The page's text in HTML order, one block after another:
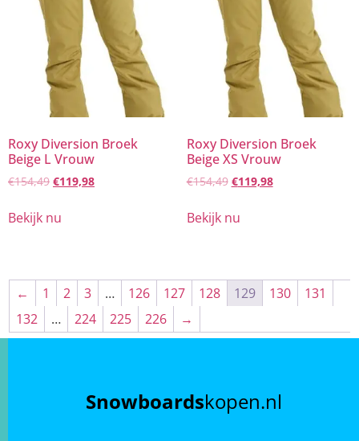
Roxy Diversion Broek
Beige L Vrouw
€154,49 €119,98
Bekijk nu
Roxy Diversion Broek
Beige XS Vrouw
€154,49 €119,98
Bekijk nu
← 1 2 3 … 126 127 128 129 130
131
132
… 224 225 226 →
Snowboardskopen.nl